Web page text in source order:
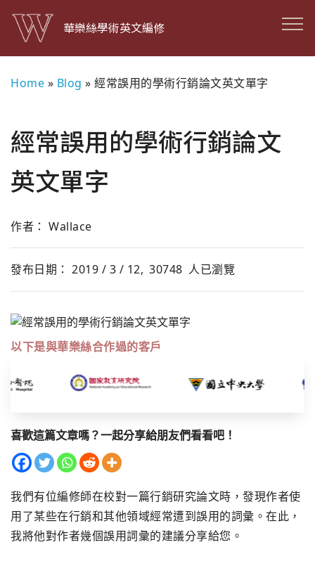
華樂絲學術英文編修
Home » Blog » 經常誤用的學術行銷論文英文單字
經常誤用的學術行銷論文
英文單字
作者： Wallace
發布日期： 2019 / 3 / 12, 30748 人已瀏覽
以下是與華樂絲合作過的客戶
喜歡這篇文章嗎？一起分享給朋友們看看吧！
我們有位編修師在校對一篇行銷研究論文時，發現作者使
用了某些在行銷和其他領域經常遭到誤用的詞彙。在此，
我將他對作者幾個誤用詞彙的建議分享給您。